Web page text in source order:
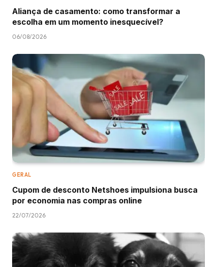
Aliança de casamento: como transformar a
escolha em um momento inesquecível?
06/08/2026
GERAL
Cupom de desconto Netshoes impulsiona busca
por economia nas compras online
22/07/2026